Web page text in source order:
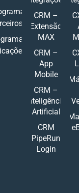
CRM –
Extensão
MAX
CRM –
App
Mobile
CRM –
Inteligência
Artificial
CRM
PipeRun
Login